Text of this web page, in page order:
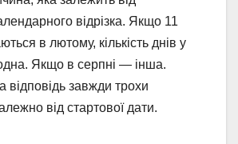
відрізка. Якщо 11
в лютому, кількість днів у
Якщо в серпні — інша.
відповідь завжди трохи
від стартової дати.